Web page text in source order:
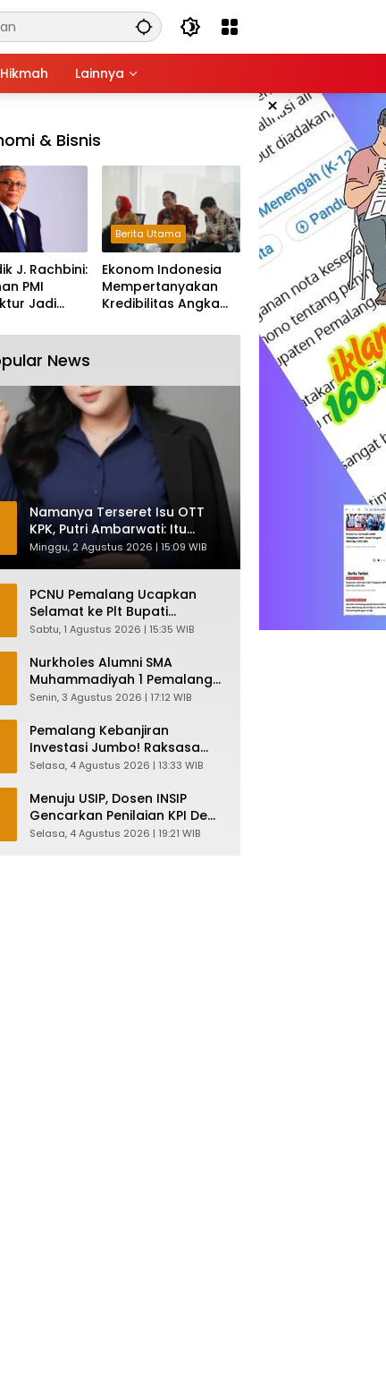
Hikmah Lainnya
×
& Bisnis
J. Rachbini:
PMI
Jadi
Berita Utama
Ekonom Indonesia
Mempertanyakan
Kredibilitas Angka
Tumbuh Tapi Rapuh
News
Namanya Terseret Isu OTT
KPK, Putri Ambarwati: Itu
Hanya Kesamaan Nama
Minggu, 2 Agustus 2026 | 15:09 WIB
PCNU Pemalang Ucapkan
Selamat ke Plt Bupati
Nurkholes: Pemimpin Adalah
Sabtu, 1 Agustus 2026 | 15:35 WIB
Nurkholes Alumni SMA
Muhammadiyah 1 Pemalang
Angkatan 1986 Resmi
Pesan Ketua Asmam 86
Senin, 3 Agustus 2026 | 17:12 WIB
Pemalang Kebanjiran
Investasi Jumbo! Raksasa
Garmen Jepang Siap Bangun
Tenaga Kerja
Selasa, 4 Agustus 2026 | 13:33 WIB
Menuju USIP, Dosen INSIP
Gencarkan Penilaian KPI Demi
Mutu Akademik
Selasa, 4 Agustus 2026 | 19:21 WIB